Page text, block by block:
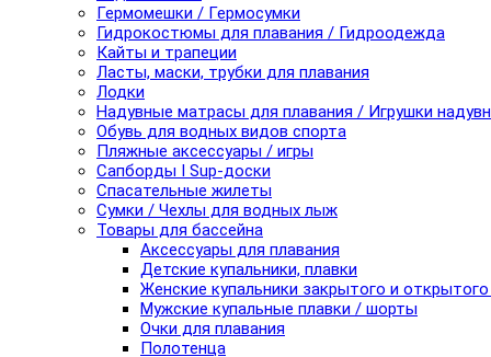
Гермомешки / Гермосумки
Гидрокостюмы для плавания / Гидроодежда
Кайты и трапеции
Ласты, маски, трубки для плавания
Лодки
Надувные матрасы для плавания / Игрушки
Обувь для водных видов спорта
Пляжные аксессуары / игры
Сапборды I Sup-доски
Спасательные жилеты
Сумки / Чехлы для водных лыж
Товары для бассейна
Аксессуары для плавания
Детские купальники, плавки
Женские купальники закрытого и
Мужские купальные плавки / шорты
Очки для плавания
Полотенца